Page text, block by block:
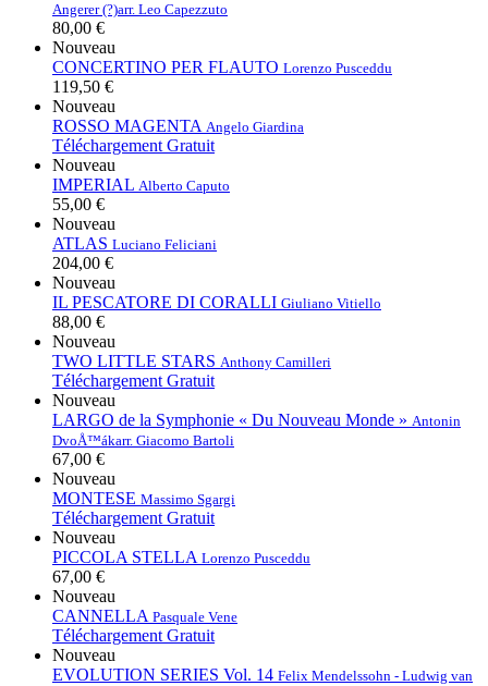
Angerer (?)arr. Leo Capezzuto
80,00 €
Nouveau
CONCERTINO PER FLAUTO Lorenzo Pusceddu
119,50 €
Nouveau
ROSSO MAGENTA Angelo Giardina
Téléchargement Gratuit
Nouveau
IMPERIAL Alberto Caputo
55,00 €
Nouveau
ATLAS Luciano Feliciani
204,00 €
Nouveau
IL PESCATORE DI CORALLI Giuliano Vitiello
88,00 €
Nouveau
TWO LITTLE STARS Anthony Camilleri
Téléchargement Gratuit
Nouveau
LARGO de la Symphonie « Du Nouveau Monde » Antonin
DvoÅ™ákarr. Giacomo Bartoli
67,00 €
Nouveau
MONTESE Massimo Sgargi
Téléchargement Gratuit
Nouveau
PICCOLA STELLA Lorenzo Pusceddu
67,00 €
Nouveau
CANNELLA Pasquale Vene
Téléchargement Gratuit
Nouveau
EVOLUTION SERIES Vol. 14 Felix Mendelssohn - Ludwig van